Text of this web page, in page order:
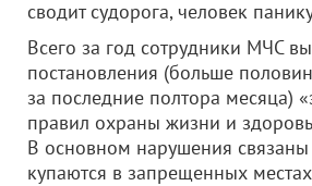
сводит судорога, человек
Всего за год сотрудники МЧС
постановления (больше
за последние полтора месяца)
правил охраны жизни и
В основном нарушения
купаются в запрещенных